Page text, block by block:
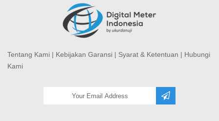
Tentang Kami | Kebijakan Garansi | Syarat & Ketentuan | Hubungi
Kami